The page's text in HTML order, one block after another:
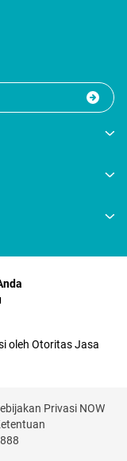
oleh Otoritas Jasa
Privasi NOW